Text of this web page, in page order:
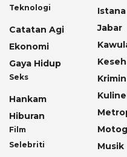
Teknologi
Catatan Agi
Ekonomi
Gaya Hidup
Seks
Hankam
Hiburan
Film
Selebriti
Istana
Jabar
Musik